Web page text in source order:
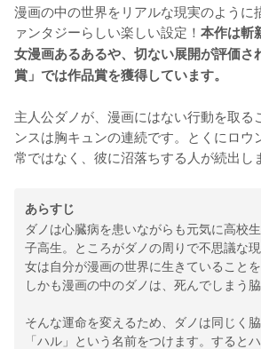
漫画の中の世界をリアルな現実のように
ァンタジーらしい楽しい設定！ 本作は斬
女漫画あるあるや、切ない展開が評価さ
賞」では作品賞を獲得しています。
主人公ダノが、漫画にはない行動を取る
ンスは胸キュンの連続です。とくにロウ
常ではなく、彼に沼落ちする人が続出し
あらすじ
ダノは心臓病を患いながらも元気に高校
子高生。ところがダノの周りで不思議な
女は自分が漫画の世界に生きていることを
しかも漫画の中のダノは、死んでしまう脇
そんな運命を変えるため、ダノは同じく
「ハル」という名前をつけます。すると